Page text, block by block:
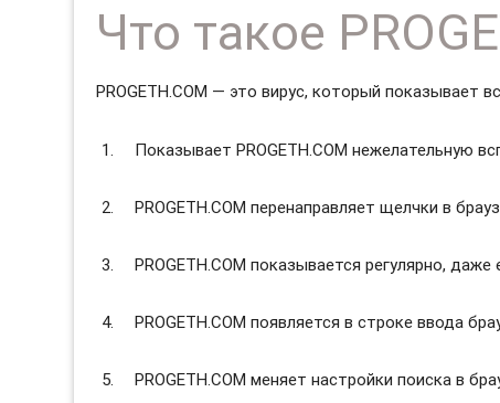
Что такое
PROGETH.COM — это вирус, который показывает
Показывает PROGETH.COM нежелательную
PROGETH.COM перенаправляет щелчки в
PROGETH.COM показывается регулярно,
PROGETH.COM появляется в строке ввода
PROGETH.COM меняет настройки поиска в